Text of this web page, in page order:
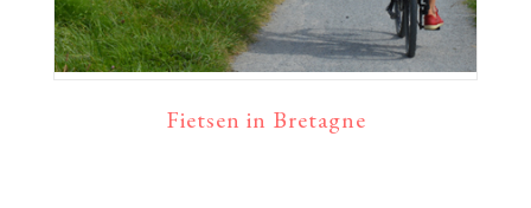
Fietsen in Bretagne